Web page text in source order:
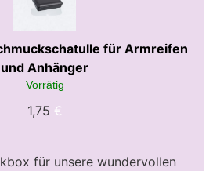
und
für Armreifen
und Anhänger
Vorrätig
1,75 €
für unsere wundervollen